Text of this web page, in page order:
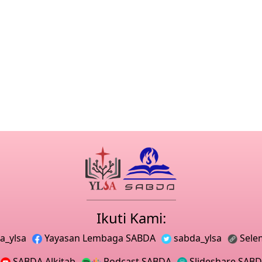
Ikuti Kami:
Yayasan Lembaga SABDA sabda_ylsa